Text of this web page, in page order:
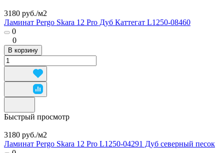
3180 руб./м2
Ламинат Pergo Skara 12 Pro Дуб Каттегат L1250-08460
0
0
В корзину
Быстрый просмотр
3180 руб./м2
Ламинат Pergo Skara 12 Pro L1250-04291 Дуб северный песок